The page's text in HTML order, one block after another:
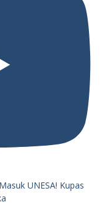
UNESA! Kupas